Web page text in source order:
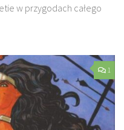
w przygodach całego
1